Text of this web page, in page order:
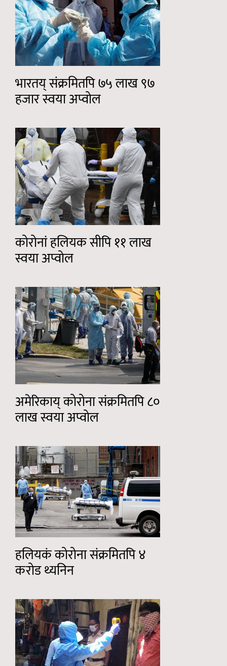
भारतय् संक्रमितपि ७५ लाख ९७
हजार स्वया अप्वोल
कोरोनां हलियक सीपि ११ लाख
स्वया अप्वोल
अमेरिकाय् कोरोना संक्रमितपि ८०
लाख स्वया अप्वोल
हलियकं कोरोना संक्रमितपि ४
करोड थ्यनिन